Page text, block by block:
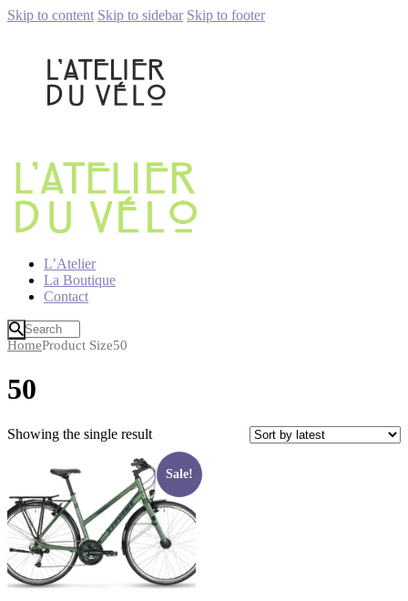
Skip to content Skip to sidebar Skip to footer
L’Atelier
La Boutique
Contact
HomeProduct Size50
50
Showing the single result
Sale!